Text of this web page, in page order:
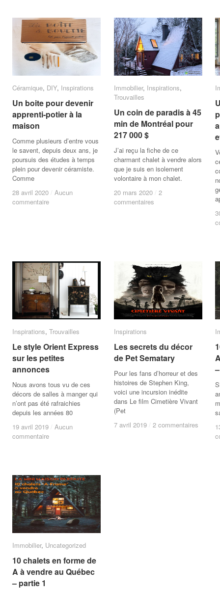
Céramique, DIY, Inspirations
Un boite pour devenir
apprenti-potier à la
maison
Comme plusieurs d’entre vous
le savent, depuis deux ans, je
poursuis des études à temps
plein pour devenir céramiste.
Comme
28 avril 2020 / Aucun
commentaire
Céramique DIY Inspirations
Un boite pour devenir
apprenti-potier à la
maison
28 avril 2020 / Aucun
commentaire
Immobilier, Inspirations,
Trouvailles
Un coin de paradis à 45
min de Montréal pour
217 000 $
J’ai reçu la fiche de ce
charmant chalet à vendre alors
que je suis en isolement
volontaire à mon chalet.
20 mars 2020 / 2
commentaires
Immobilier Inspirations
Trouvailles
Un coin de paradis à 45
min de Montréal pour
217 000 $
20 mars 2020 / 2
commentaires
Inspirations, Trouvailles
Le style Orient Express
sur les petites
annonces
Nous avons tous vu de ces
décors de salles à manger qui
n’ont pas été rafraichies
depuis les années 80
19 avril 2019 / Aucun
commentaire
Inspirations Trouvailles
Le style Orient Express
sur les petites
annonces
19 avril 2019 / Aucun
commentaire
Inspirations
Les secrets du décor
de Pet Sematary
Pour les fans d’horreur et des
histoires de Stephen King,
voici une incursion inédite
dans Le film Cimetière Vivant
(Pet
7 avril 2019 / 2 commentaires
Inspirations
Les secrets du décor
de Pet Sematary
7 avril 2019 / 2 commentaires
Immobilier, Uncategorized
10 chalets en forme de
A à vendre au Québec
– partie 1
Immobilier Uncategorized
10 chalets en forme de
A à vendre au Québec
– partie 1